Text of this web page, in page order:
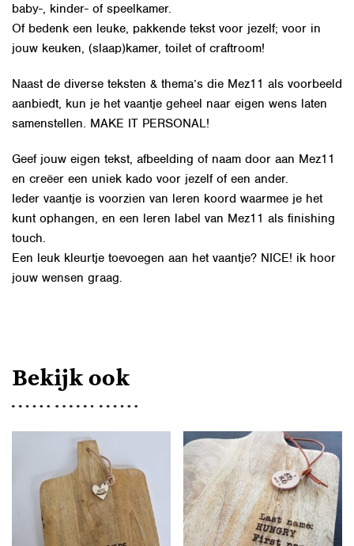
baby-, kinder- of speelkamer.
Of bedenk een leuke, pakkende tekst voor jezelf; voor in
jouw keuken, (slaap)kamer, toilet of craftroom!
Naast de diverse teksten & thema’s die Mez11 als voorbeeld
aanbiedt, kun je het vaantje geheel naar eigen wens laten
samenstellen. MAKE IT PERSONAL!
Geef jouw eigen tekst, afbeelding of naam door aan Mez11
en creëer een uniek kado voor jezelf of een ander.
Ieder vaantje is voorzien van leren koord waarmee je het
kunt ophangen, en een leren label van Mez11 als finishing
touch.
Een leuk kleurtje toevoegen aan het vaantje? NICE! ik hoor
jouw wensen graag.
Bekijk ook